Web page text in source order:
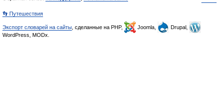
👣 Путешествия
Экспорт словарей на сайты , сделанные на PHP, Joomla,
Drupal,
WordPress, MODx.